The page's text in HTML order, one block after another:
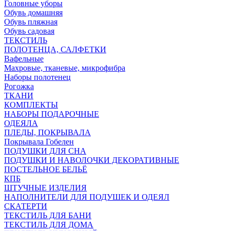
Головные уборы
Обувь домашняя
Обувь пляжная
Обувь садовая
ТЕКСТИЛЬ
ПОЛОТЕНЦА, САЛФЕТКИ
Вафельные
Махровые, тканевые, микрофибра
Наборы полотенец
Рогожка
ТКАНИ
КОМПЛЕКТЫ
НАБОРЫ ПОДАРОЧНЫЕ
ОДЕЯЛА
ПЛЕДЫ, ПОКРЫВАЛА
Покрывала Гобелен
ПОДУШКИ ДЛЯ СНА
ПОДУШКИ И НАВОЛОЧКИ ДЕКОРАТИВНЫЕ
ПОСТЕЛЬНОЕ БЕЛЬЁ
КПБ
ШТУЧНЫЕ ИЗДЕЛИЯ
НАПОЛНИТЕЛИ ДЛЯ ПОДУШЕК И ОДЕЯЛ
СКАТЕРТИ
ТЕКСТИЛЬ ДЛЯ БАНИ
ТЕКСТИЛЬ ДЛЯ ДОМА